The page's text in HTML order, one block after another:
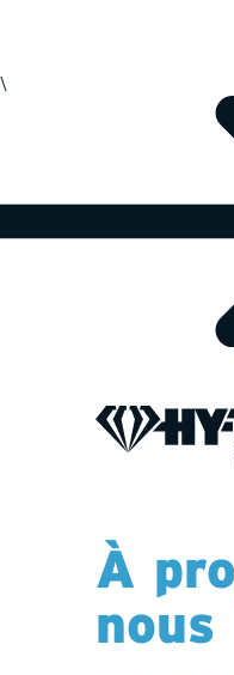
\
À
nous
Postulez ici
examinera
potentielle. Si
utiliser le
via notre